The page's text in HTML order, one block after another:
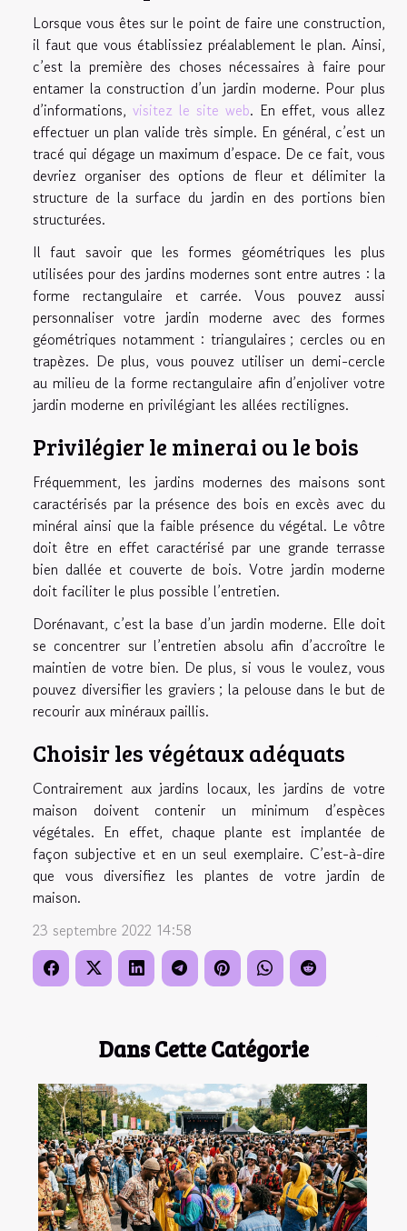
Dans Cette Catégorie
Lorsque vous êtes sur le point de faire une construction,
il faut que vous établissiez préalablement le plan. Ainsi,
c’est la première des choses nécessaires à faire pour
entamer la construction d’un jardin moderne. Pour plus
d’informations, visitez le site web. En effet, vous allez
effectuer un plan valide très simple. En général, c’est un
tracé qui dégage un maximum d’espace. De ce fait, vous
devriez organiser des options de fleur et délimiter la
structure de la surface du jardin en des portions bien
structurées.
Il faut savoir que les formes géométriques les plus
utilisées pour des jardins modernes sont entre autres : la
forme rectangulaire et carrée. Vous pouvez aussi
personnaliser votre jardin moderne avec des formes
géométriques notamment : triangulaires ; cercles ou en
trapèzes. De plus, vous pouvez utiliser un demi-cercle
au milieu de la forme rectangulaire afin d’enjoliver votre
jardin moderne en privilégiant les allées rectilignes.
Privilégier le minerai ou le bois
Fréquemment, les jardins modernes des maisons sont
caractérisés par la présence des bois en excès avec du
minéral ainsi que la faible présence du végétal. Le vôtre
doit être en effet caractérisé par une grande terrasse
bien dallée et couverte de bois. Votre jardin moderne
doit faciliter le plus possible l’entretien.
Dorénavant, c’est la base d’un jardin moderne. Elle doit
se concentrer sur l’entretien absolu afin d’accroître le
maintien de votre bien. De plus, si vous le voulez, vous
pouvez diversifier les graviers ; la pelouse dans le but de
recourir aux minéraux paillis.
Choisir les végétaux adéquats
Contrairement aux jardins locaux, les jardins de votre
maison doivent contenir un minimum d’espèces
végétales. En effet, chaque plante est implantée de
façon subjective et en un seul exemplaire. C’est-à-dire
que vous diversifiez les plantes de votre jardin de
maison.
23 septembre 2022 14:58